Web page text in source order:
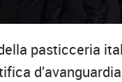
pasticceria